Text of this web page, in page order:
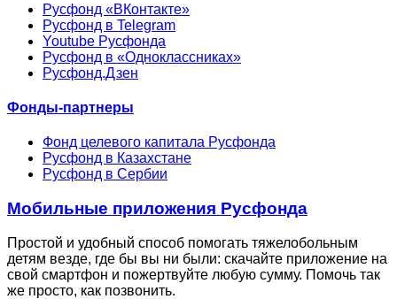
Русфонд «ВКонтакте»
Русфонд в Telegram
Youtube Русфонда
Русфонд в «Одноклассниках»
Русфонд.Дзен
Фонды-партнеры
Фонд целевого капитала Русфонда
Русфонд в Казахстане
Русфонд в Сербии
Мобильные приложения Русфонда
Простой и удобный способ помогать тяжелобольным
детям везде, где бы вы ни были: скачайте приложение на
свой смартфон и пожертвуйте любую сумму. Помочь так
же просто, как позвонить.